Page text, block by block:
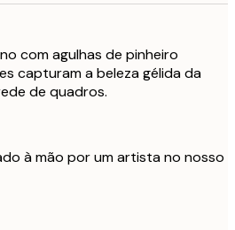
com agulhas de pinheiro
capturam a beleza gélida da
de quadros.
à mão por um artista no nosso